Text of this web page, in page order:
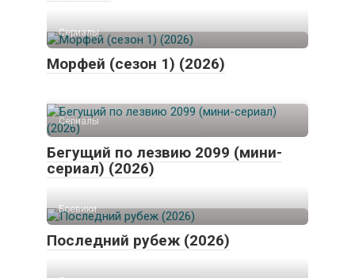
Морфей (сезон 1) (2026)
Бегущий по лезвию 2099 (мини-
сериал) (2026)
Боевики
Последний рубеж (2026)
Сериалы